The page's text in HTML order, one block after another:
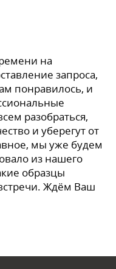
на
запроса,
понравилось, и
разобраться,
и уберегут от
мы уже будем
из нашего
образцы
Ждём Ваш